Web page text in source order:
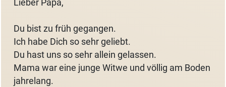
Lieber Papa,
Du bist zu früh gegangen.
Ich habe Dich so sehr geliebt.
Du hast uns so sehr allein gelassen.
Mama war eine junge Witwe und völlig am Boden
jahrelang.